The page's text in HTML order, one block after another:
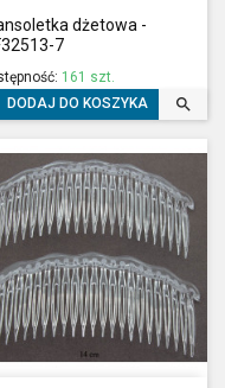
dżetowa -
7
161 szt.
DODAJ DO KOSZYKA 